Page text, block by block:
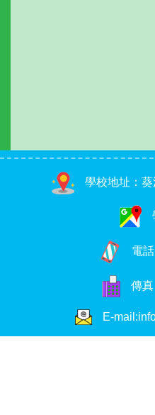
學校地址：
電話
傳
E-